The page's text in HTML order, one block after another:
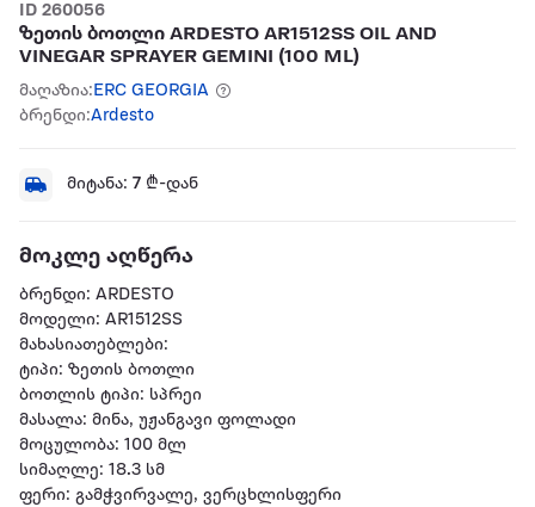
ID 260056
ზეთის ბოთლი ARDESTO AR1512SS OIL AND
VINEGAR SPRAYER GEMINI (100 ML)
მაღაზია: ERC GEORGIA
ბრენდი:Ardesto
მიტანა: 7 ₾-დან
მოკლე აღწერა
ბრენდი: ARDESTO
მოდელი: AR1512SS
მახასიათებლები:
ტიპი: ზეთის ბოთლი
ბოთლის ტიპი: სპრეი
მასალა: მინა, უჟანგავი ფოლადი
მოცულობა: 100 მლ
სიმაღლე: 18.3 სმ
ფერი: გამჭვირვალე, ვერცხლისფერი